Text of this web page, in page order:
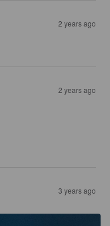
2 years ago
2 years ago
3 years ago